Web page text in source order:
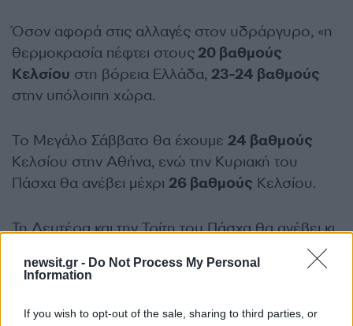
newsit.gr - Do Not Process My Personal
Information
If you wish to opt-out of the sale, sharing to third parties, or
Όσον αφορά στις αλλαγές στον υδράργυρο, «η
θερμοκρασία πέφτει στους 20 βαθμούς
Κελσίου στη βόρεια Ελλάδα, 23-24 βαθμούς
στην υπόλοιπη χώρα.
Το Μεγάλο Σάββατο θα έχουμε 24 βαθμούς
Κελσίου στην Αθήνα, ενώ την Κυριακή του
Πάσχα θα ανέβει μέχρι 26 βαθμούς Κελσίου.
Τη Δευτέρα και την Τρίτη του Πάσχα θα ανέβει κι
άλλο ο υδράργυρος, πιθανώς στα ανατολικά
ηπειρωτικά να φτάσει ειδικά την Τρίτη